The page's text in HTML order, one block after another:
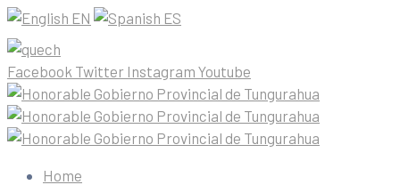
EN ES
Facebook Twitter Instagram Youtube
Home